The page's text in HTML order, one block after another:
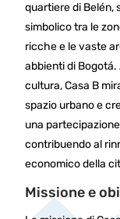
quartiere di Belén,
simbolico tra le
ricche e le vaste
abbienti di
cultura, Casa B
spazio urbano e
una
contribuendo al
economico della
Missione e